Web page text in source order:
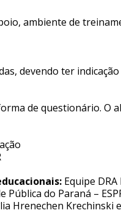
ambiente de
devendo ter
de questionário.
Equipe
Pública do Paraná –
Hrenechen Krechinski